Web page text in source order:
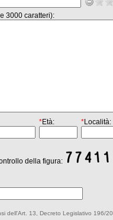
3000 caratteri):
*Età: *Località:
della figura:
dell'Art. 13, Decreto Legislativo 196/